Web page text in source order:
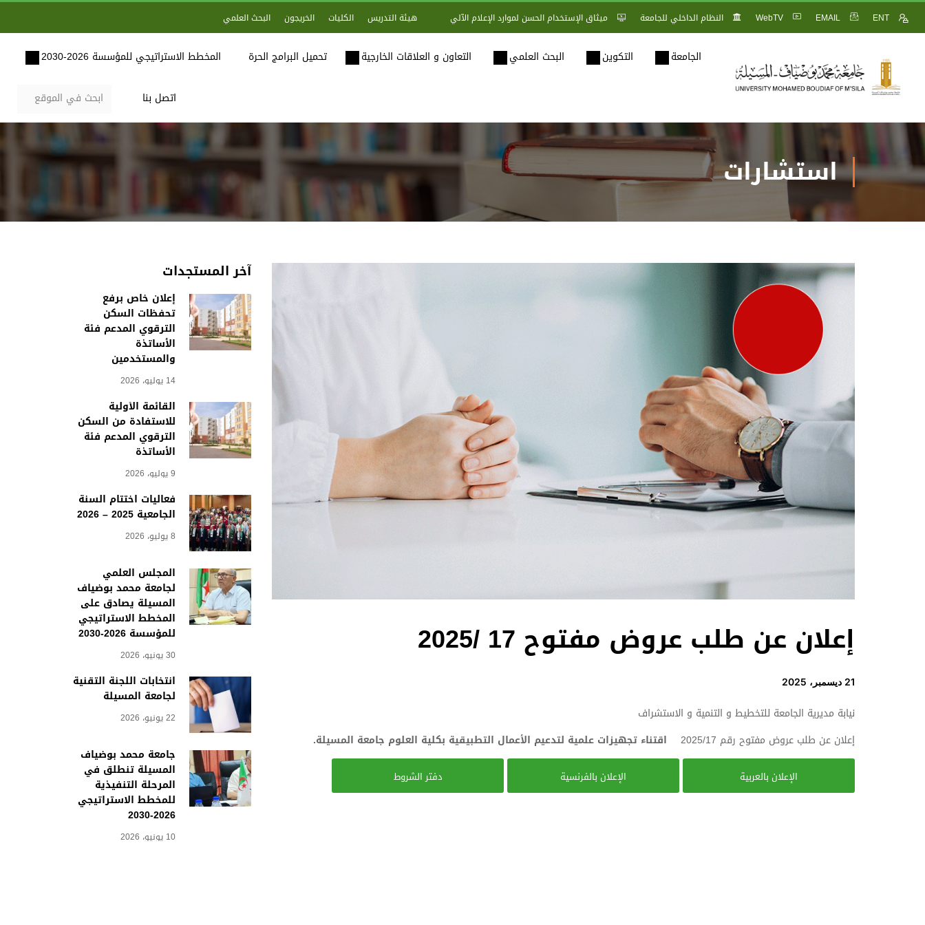
ENT
EMAIL
WebTV النظام الداخلي للجامعة ميثاق الإستخدام الحسن لموارد الإعلام الآلي هيئة التدريس الكليات الخريجون البحث العلمي
الجامعة التكوين البحث العلمي التعاون و العلاقات الخارجية تحميل البرامج الحرة المخطط الاستراتيجي للمؤسسة 2026-2030
اتصل بنا
استشارات
إعلان عن طلب عروض مفتوح 17 /2025
21 ديسمبر، 2025
نيابة مديرية الجامعة للتخطيط و التنمية و الاستشراف
إعلان عن طلب عروض مفتوح رقم 2025/17
اقتناء تجهيزات علمية لتدعيم الأعمال التطبيقية بكلية العلوم جامعة المسيلة.
الإعلان بالعربية الإعلان بالفرنسية دفتر الشروط
آخر المستجدات
إعلان خاص برفع
تحفظات السكن
الترقوي المدعم فئة
الأساتذة
والمستخدمين
14 يوليو، 2026
القائمة الأولية
للاستفادة من السكن
الترقوي المدعم فئة
الأساتذة
9 يوليو، 2026
فعاليات اختتام السنة
الجامعية 2025 – 2026
8 يوليو، 2026
المجلس العلمي
لجامعة محمد بوضياف
المسيلة يصادق على
المخطط الاستراتيجي
للمؤسسة 2026-2030
30 يونيو، 2026
انتخابات اللجنة التقنية
لجامعة المسيلة
22 يونيو، 2026
جامعة محمد بوضياف
المسيلة تنطلق في
المرحلة التنفيذية
للمخطط الاستراتيجي
2026-2030
10 يونيو، 2026